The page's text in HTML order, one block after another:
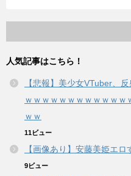
人気記事はこちら！
【悲報】美少女VTuber、
ｗｗｗｗｗｗｗｗｗｗｗｗ
ｗｗ
11ビュー
【画像あり】安藤美姫エロ
9ビュー